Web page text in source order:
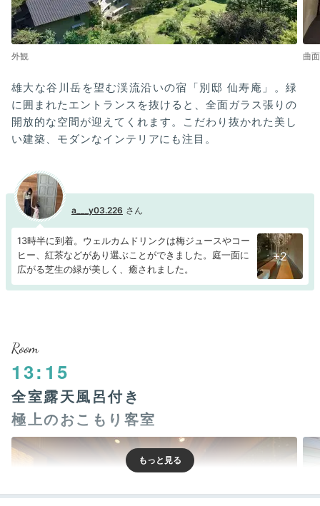
外観 曲
雄大な谷川岳を望む渓流沿いの宿「別邸 仙寿庵」。緑
に囲まれたエントランスを抜けると、全面ガラス張りの
開放的な空間が迎えてくれます。こだわり抜かれた美し
い建築、モダンなインテリアにも注目。
a___y03.226
13時半に到着。ウェルカムドリンクは梅ジュースやコー
ヒー、紅茶などがあり選ぶことができました。庭一面に
広がる芝生の緑が美しく、癒されました。
+2
Room
13:15
全室露天風呂付き
極上のおこもり客室